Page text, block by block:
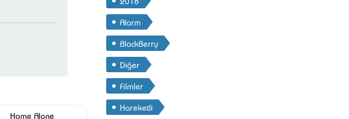
Home Alone
Alarm
BlackBerry
Diğer
Filmler
Hareketli